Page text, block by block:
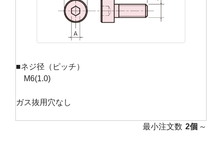
■ネジ径（ピッチ）
M6(1.0)
ガス抜用穴なし
最小注文数 2個 ～